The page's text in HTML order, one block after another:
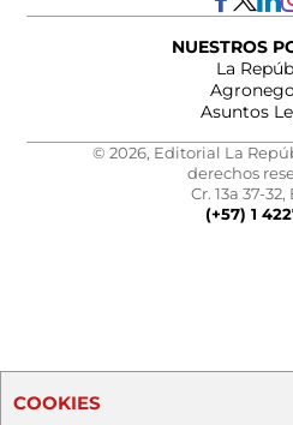
NUESTROS
La
Asuntos
© 2026, Editorial La
derechos
Cr. 13a 37-
(+57) 1
COOKIES